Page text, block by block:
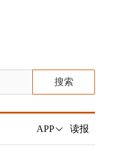
搜索
APP 读报